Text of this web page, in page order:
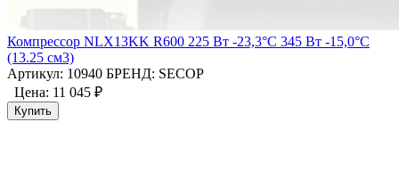
Компрессор NLX13KK R600 225 Вт -23,3°C 345 Вт -15,0°С
(13.25 см3)
Артикул: 10940 БРЕНД: SECOP
Цена: 11 045 ₽
Купить